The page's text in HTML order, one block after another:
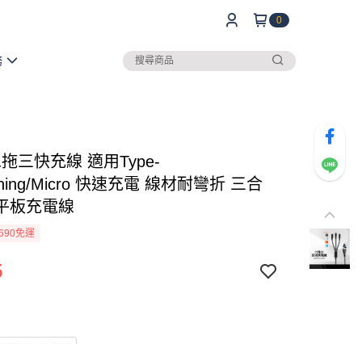
0
三快充線 適用Type-
Micro 快速充電 線材耐彎折 三合
板充電線
免運